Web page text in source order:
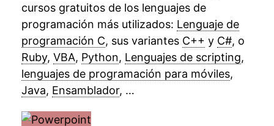
cursos gratuitos de los lenguajes de
programación más utilizados: Lenguaje de
programación C, sus variantes C++ y C#, o
Ruby, VBA, Python, Lenguajes de scripting,
lenguajes de programación para móviles,
Java, Ensamblador, …